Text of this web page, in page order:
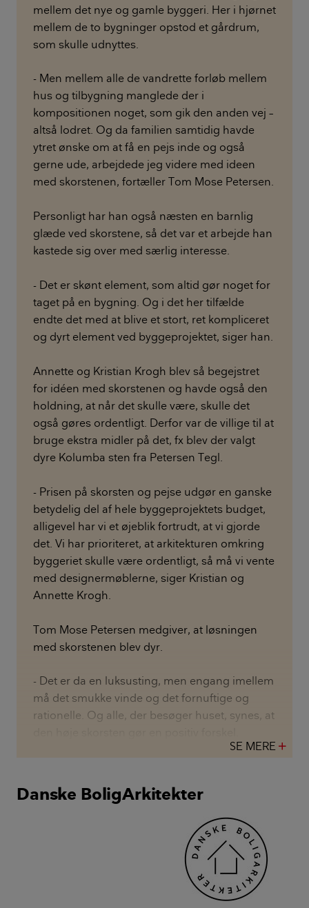
mellem det nye og gamle byggeri. Her i hjørnet
mellem de to bygninger opstod et gårdrum,
som skulle udnyttes.
- Men mellem alle de vandrette forløb mellem
hus og tilbygning manglede der i
kompositionen noget, som gik den anden vej –
altså lodret. Og da familien samtidig havde
ytret ønske om at få en pejs inde og også
gerne ude, arbejdede jeg videre med ideen
med skorstenen, fortæller Tom Mose Petersen.
Personligt har han også næsten en barnlig
glæde ved skorstene, så det var et arbejde han
kastede sig over med særlig interesse.
- Det er skønt element, som altid gør noget for
taget på en bygning. Og i det her tilfælde
endte det med at blive et stort, ret kompliceret
og dyrt element ved byggeprojektet, siger han.
Annette og Kristian Krogh blev så begejstret
for idéen med skorstenen og havde også den
holdning, at når det skulle være, skulle det
også gøres ordentligt. Derfor var de villige til at
bruge ekstra midler på det, fx blev der valgt
dyre Kolumba sten fra Petersen Tegl.
- Prisen på skorsten og pejse udgør en ganske
betydelig del af hele byggeprojektets budget,
alligevel har vi et øjeblik fortrudt, at vi gjorde
det. Vi har prioriteret, at arkitekturen omkring
byggeriet skulle være ordentligt, så må vi vente
med designermøblerne, siger Kristian og
Annette Krogh.
Tom Mose Petersen medgiver, at løsningen
med skorstenen blev dyr.
- Det er da en luksusting, men engang imellem
må det smukke vinde og det fornuftige og
rationelle. Og alle, der besøger huset, synes, at
SE MERE
Danske BoligArkitekter